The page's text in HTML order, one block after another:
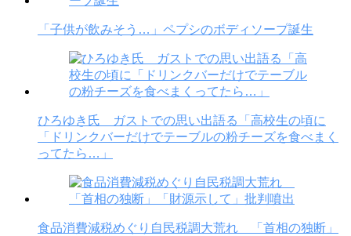
「子供が飲みそう…」ペプシのボディソープ誕生
ひろゆき氏 ガストでの思い出語る「高校生の頃に
「ドリンクバーだけでテーブルの粉チーズを食べまく
ってたら…」
食品消費減税めぐり自民税調大荒れ 「首相の独断」